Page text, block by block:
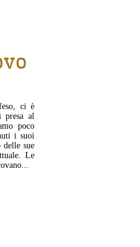
ci è
presa al
poco
i suoi
sue
Le